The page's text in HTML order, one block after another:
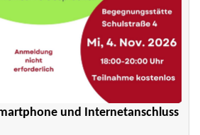
und Internetanschluss